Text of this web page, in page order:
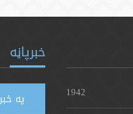
1942
خبرپاڼه
په